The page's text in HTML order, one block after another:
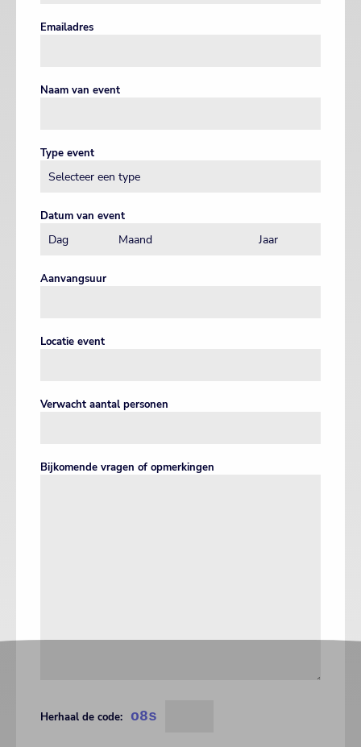
Emailadres
Naam van event
Type event
Datum van event
Aanvangsuur
Locatie event
Verwacht aantal personen
Bijkomende vragen of opmerkingen
Herhaal de code: o8s